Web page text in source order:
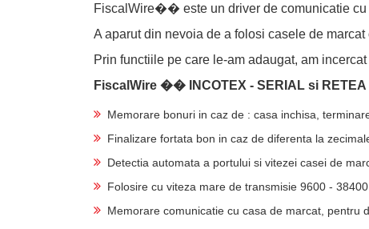
FiscalWire�� este un driver de comunicatie cu
A aparut din nevoia de a folosi casele de
Prin functiile pe care le-am adaugat, am
FiscalWire �� INCOTEX - SERIAL si RETEA
Memorare bonuri in caz de : casa inchisa,
Finalizare fortata bon in caz de diferenta la
Detectia automata a portului si vitezei casei de
Folosire cu viteza mare de transmisie 9600 - 38400
Memorare comunicatie cu casa de marcat, pentru